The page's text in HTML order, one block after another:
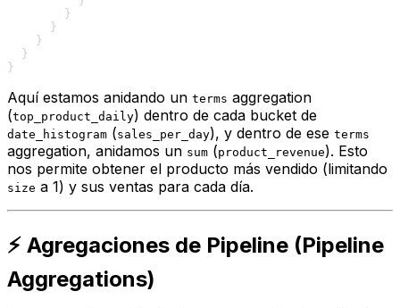
}
}
}
}
}
Aquí estamos anidando un terms aggregation
(top_product_daily) dentro de cada bucket de
date_histogram (sales_per_day), y dentro de ese terms
aggregation, anidamos un sum (product_revenue). Esto
nos permite obtener el producto más vendido (limitando
size a 1) y sus ventas para cada día.
⚡ Agregaciones de Pipeline (Pipeline
Aggregations)